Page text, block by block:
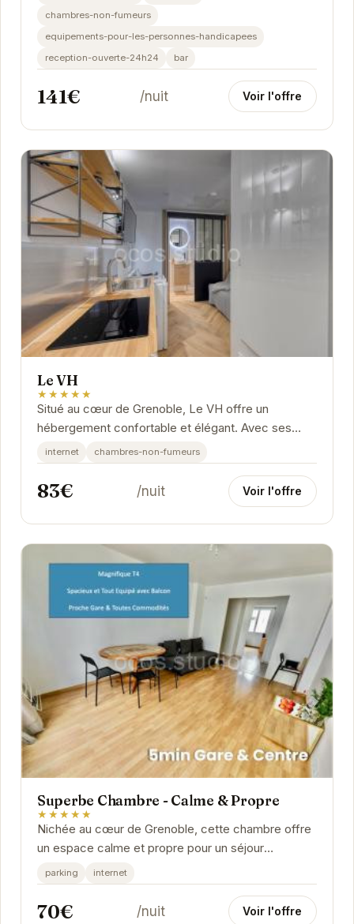
chambres-non-fumeurs
equipements-pour-les-personnes-handicapees
reception-ouverte-24h24
bar
141€ /nuit Voir l'offre
Le VH
★★★★★
Situé au cœur de Grenoble, Le VH offre un
hébergement confortable et élégant. Avec ses
chambres modernes et ses équipements
pratiques, il est...
internet chambres-non-fumeurs
83€ /nuit Voir l'offre
Superbe Chambre - Calme & Propre
★★★★★
Nichée au cœur de Grenoble, cette chambre offre
un espace calme et propre pour un séjour
agréable.
parking internet
70€ /nuit Voir l'offre